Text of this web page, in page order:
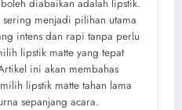
diabaikan adalah lipstik.
sering menjadi pilihan utama
intens dan rapi tanpa perlu
lipstik matte yang tepat
ini akan membahas
lipstik matte tahan lama
sepanjang acara.